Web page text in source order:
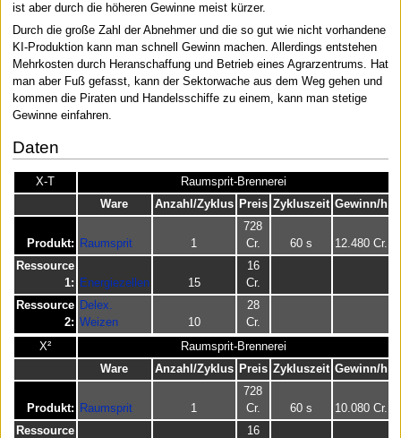
ist aber durch die höheren Gewinne meist kürzer.
Durch die große Zahl der Abnehmer und die so gut wie nicht vorhandene
KI-Produktion kann man schnell Gewinn machen. Allerdings entstehen
Mehrkosten durch Heranschaffung und Betrieb eines Agrarzentrums. Hat
man aber Fuß gefasst, kann der Sektorwache aus dem Weg gehen und
kommen die Piraten und Handelsschiffe zu einem, kann man stetige
Gewinne einfahren.
Daten
X-T
Raumsprit-Brennerei
Ware
Anzahl/Zyklus Preis Zykluszeit Gewinn/h
Produkt: Raumsprit 1
728
Cr.
60 s
12.480 Cr.
Ressource
1:
Energiezellen 15
16
Cr.
Ressource
2:
Delex.
Weizen
10
28
Cr.
X²
Raumsprit-Brennerei
Ware
Anzahl/Zyklus Preis Zykluszeit Gewinn/h
Produkt: Raumsprit 1
728
Cr.
60 s
10.080 Cr.
Ressource
16